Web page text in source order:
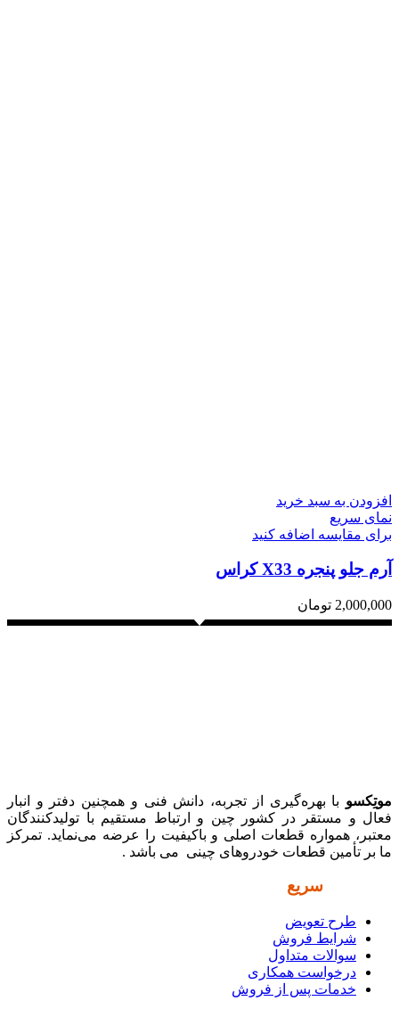
افزودن به سبد خرید
نمای سریع
برای مقایسه اضافه کنید
آرم جلو پنجره X33 کراس
2,000,000 تومان
موتِکسو با بهره‌گیری از تجربه، دانش فنی و همچنین دفتر و انبار
فعال و مستقر در کشور چین و ارتباط مستقیم با تولیدکنندگان
معتبر، همواره قطعات اصلی و باکیفیت را عرضه می‌نماید. تمرکز
ما بر تأمین قطعات خودروهای چینی می باشد .
سریع
طرح تعویض
شرایط فروش
سوالات متداول
درخواست همکاری
خدمات پس از فروش